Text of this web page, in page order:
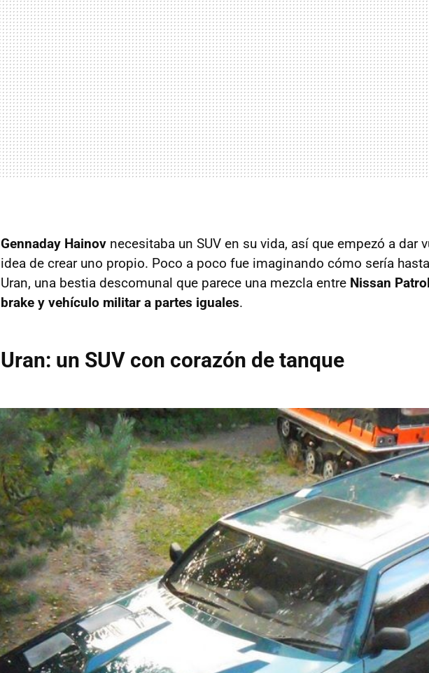
Gennaday Hainov necesitaba un SUV en su vida, así que empezó a dar
idea de crear uno propio. Poco a poco fue imaginando cómo sería
Uran, una bestia descomunal que parece una mezcla entre Nissan
brake y vehículo militar a partes iguales.
Uran: un SUV con corazón de tanque